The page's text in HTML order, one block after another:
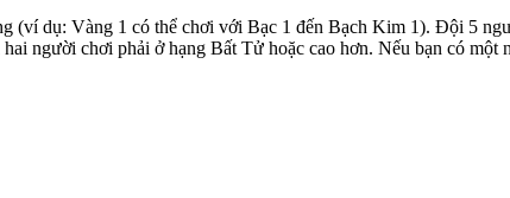
(ví dụ: Vàng 1 có thể chơi với Bạc 1 đến Bạch Kim 1). Đội 5
người chơi phải ở hạng Bất Tử hoặc cao hơn. Nếu bạn có